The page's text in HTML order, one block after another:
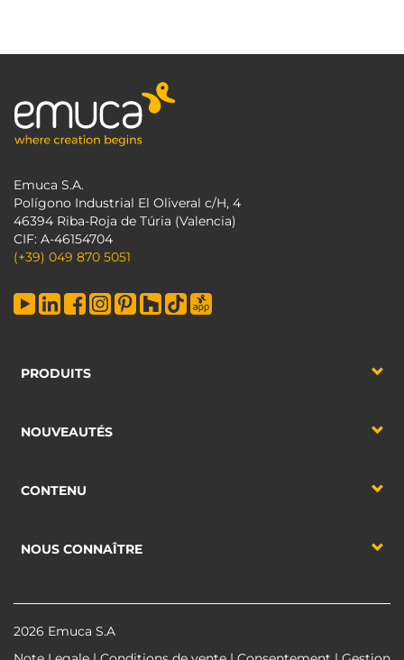
Emuca S.A.
Polígono Industrial El Oliveral c/H, 4
46394 Riba-Roja de Túria (Valencia)
CIF: A-46154704
(+39) 049 870 5051
PRODUITS
NOUVEAUTÉS
CONTENU
NOUS CONNAÎTRE
2026 Emuca S.A